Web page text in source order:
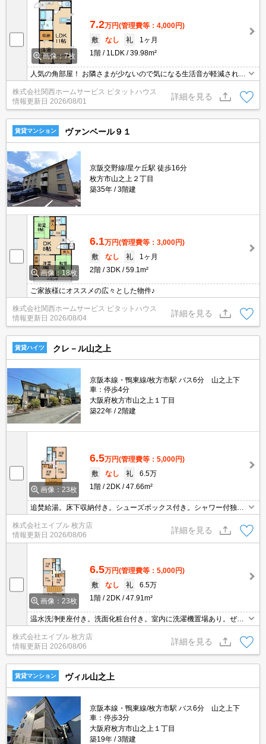
画像：7枚
7.2万円(管理費等：4,000円)
敷
なし 礼
1ヶ月
1階
1LDK 39.98m²
人気の角部屋！ お隣さまが少ないので気になる生活音が軽減されま
す◎
株式会社関西ホームサービス ピタットハウス
情報更新日 2026/08/01
詳細を見る
賃貸マンション ヴァンベール９１
京阪交野線/星ケ丘駅 徒歩16分
枚方市山之上２丁目
築35年
3階建
画像：18枚
6.1万円(管理費等：3,000円)
敷
なし 礼
1ヶ月
2階
3DK 59.1m²
ご家族様にオススメの広々とした物件♪
株式会社関西ホームサービス ピタットハウス
情報更新日 2026/08/04
詳細を見る
賃貸ハイツ クレ－ル山之上
京阪本線・鴨東線/枚方市駅 バス6分 山之上下
車：停歩4分
大阪府枚方市山之上１丁目
築22年
2階建
画像：23枚
6.5万円(管理費等：5,000円)
敷
なし 礼
6.5万
1階
2DK 47.66m²
追焚給湯。床下収納付き。シューズボックス付き。シャワー付独立
洗面台。TVインターホン付き。ファミリー様必見。保証会社加入要
(初回35,000円、月額総支払額の1％+800円/月)。
株式会社エイブル 枚方店
情報更新日 2026/08/06
詳細を見る
画像：23枚
6.5万円(管理費等：5,000円)
敷
なし 礼
6.5万
1階
2DK 47.91m²
温水洗浄便座付き。洗面化粧台付き。室内に洗濯機置場あり。ぜひ
お問い合わせください!。保証会社加入要(初回35,000円、月額総支
払額の1％+800円/月)。
株式会社エイブル 枚方店
情報更新日 2026/08/06
詳細を見る
賃貸マンション ヴィル山之上
京阪本線・鴨東線/枚方市駅 バス6分 山之上下
車：停歩3分
大阪府枚方市山之上１丁目
築19年
3階建